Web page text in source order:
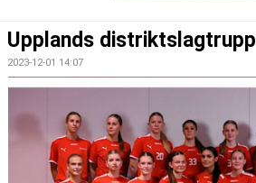
MATCHER
KONTAKT
OM KLUBBEN
Upplands distriktslagtrupp
2023-12-01 14:07